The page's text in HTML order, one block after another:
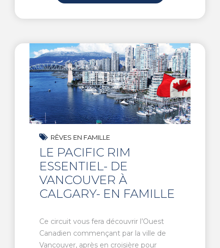
RÊVES EN FAMILLE
LE PACIFIC RIM
ESSENTIEL- DE
VANCOUVER À
CALGARY- EN FAMILLE
Ce circuit vous fera découvrir l’Ouest
Canadien commençant par la ville de
Vancouver, après en croisière pour